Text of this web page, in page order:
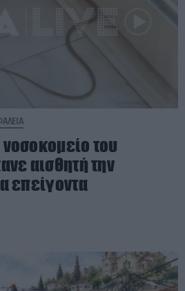
του
αισθητή την
επείγοντα